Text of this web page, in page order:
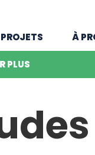
PROJETS À
PLUS